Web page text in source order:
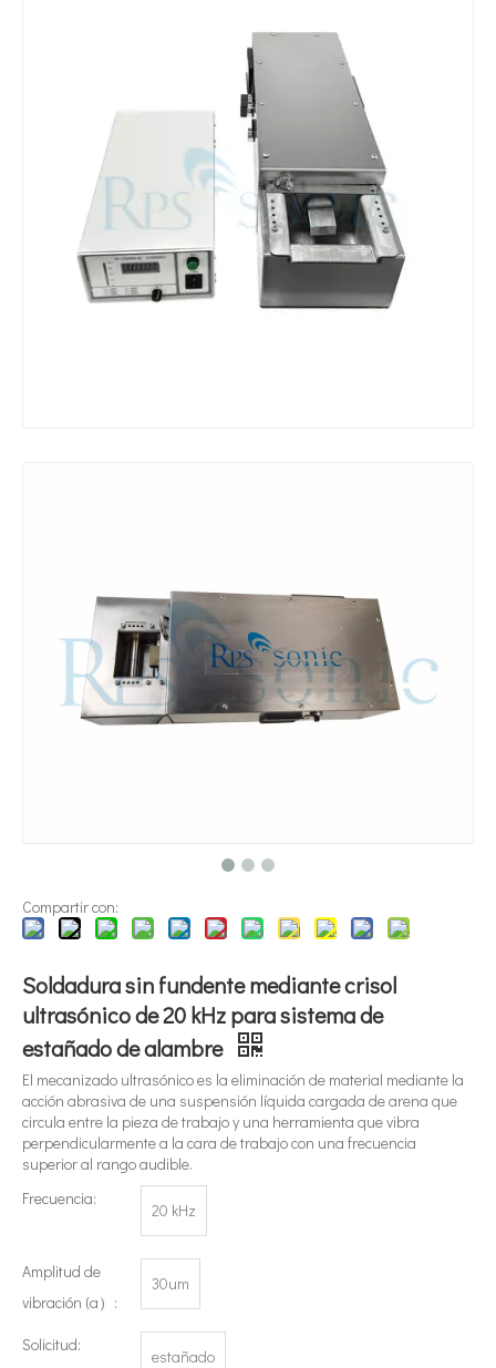
Compartir con:
Soldadura sin fundente mediante crisol
ultrasónico de 20 kHz para sistema de
estañado de alambre
El mecanizado ultrasónico es la eliminación de material mediante la
acción abrasiva de una suspensión líquida cargada de arena que
circula entre la pieza de trabajo y una herramienta que vibra
perpendicularmente a la cara de trabajo con una frecuencia
superior al rango audible.
Frecuencia:
20 kHz
Amplitud de
vibración (a）:
30um
Solicitud:
estañado